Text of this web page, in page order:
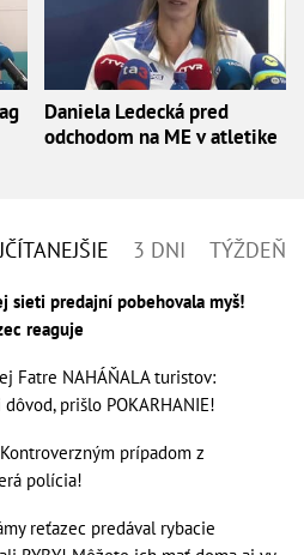
Daniela Ledecká pred
odchodom na ME v atletike
3 DNI TÝŽDEŇ
sieti predajní pobehovala myš!
reaguje
Fatre NAHÁŇALA turistov:
prišlo POKARHANIE!
prípadom z
polícia!
reťazec predával rybacie